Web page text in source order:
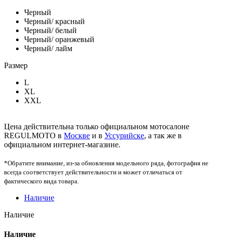
Черный
Черный/ красный
Черный/ белый
Черный/ оранжевый
Черный/ лайм
Размер
L
XL
XXL
Цена действительна только официальном мотосалоне
REGULMOTO в Москве и в Уссурийске, а так же в
официальном интернет-магазине.
*Обратите внимание, из-за обновления модельного ряда, фотография не
всегда соответствует действительности и может отличаться от
фактического вида товара.
Наличие
Наличие
Наличие